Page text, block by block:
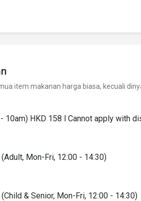
item makanan harga biasa, kecuali
10am) HKD 158 l Cannot apply with
Mon-Fri, 12:00 - 14:30)
& Senior, Mon-Fri, 12:00 - 14:30)